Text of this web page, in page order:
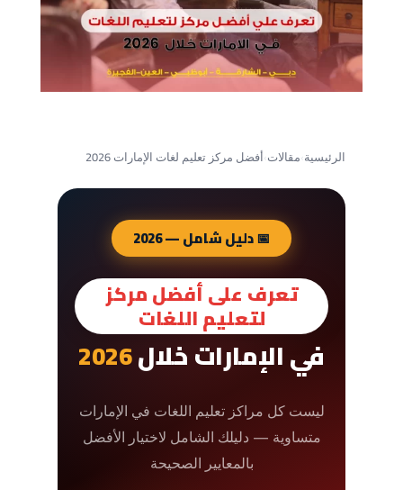
الرئيسية مقالات أفضل مركز تعليم لغات الإمارات 2026
📅 دليل شامل — 2026
تعرف على أفضل مركز
لتعليم اللغات
في الإمارات خلال2026
ليست كل مراكز تعليم اللغات في الإمارات
متساوية — دليلك الشامل لاختيار الأفضل
بالمعايير الصحيحة